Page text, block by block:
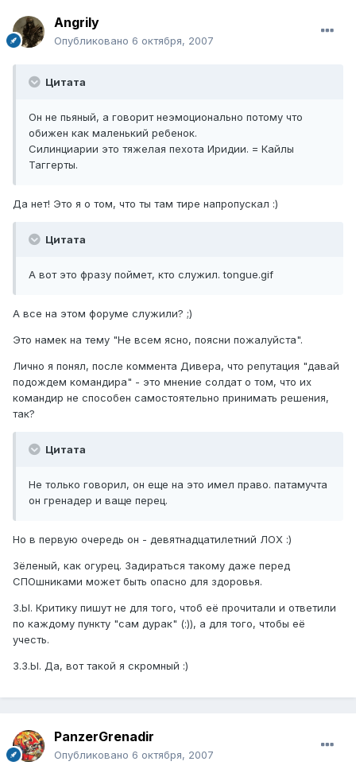
Angrily
Опубликовано 6 октября, 2007
Цитата
Он не пьяный, а говорит неэмоционально потому что
обижен как маленький ребенок.
Силинциарии это тяжелая пехота Иридии. = Кайлы
Таггерты.
Да нет! Это я о том, что ты там тире напропускал :)
Цитата
А вот это фразу поймет, кто служил. tongue.gif
А все на этом форуме служили? ;)
Это намек на тему "Не всем ясно, поясни пожалуйста".
Лично я понял, после коммента Дивера, что репутация "давай
подождем командира" - это мнение солдат о том, что их
командир не способен самостоятельно принимать решения,
так?
Цитата
Не только говорил, он еще на это имел право. патамучта
он гренадер и ваще перец.
Но в первую очередь он - девятнадцатилетний ЛОХ :)
Зёленый, как огурец. Задираться такому даже перед
СПОшниками может быть опасно для здоровья.
З.Ы. Критику пишут не для того, чтоб её прочитали и ответили
по каждому пункту "сам дурак" (:)), а для того, чтобы её
учесть.
З.З.Ы. Да, вот такой я скромный :)
PanzerGrenadir
Опубликовано 6 октября, 2007